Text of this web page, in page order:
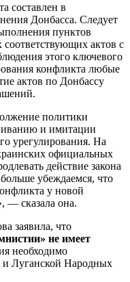
составлен в
Донбасса. Следует
пунктов
актов с
этого ключевого
конфликта любые
актов по Донбассу
политики
и имитации
урегулирования. На
официальных
действие закона
убеждаемся, что
у новой
— сказала она.
заявила, что
не имеет
необходимо
и Луганской Народных